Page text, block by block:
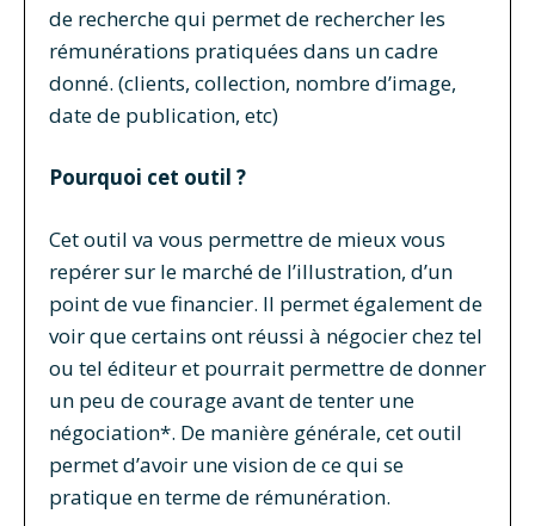
de recherche qui permet de rechercher les
rémunérations pratiquées dans un cadre
donné. (clients, collection, nombre d’image,
date de publication, etc)
Pourquoi cet outil ?
Cet outil va vous permettre de mieux vous
repérer sur le marché de l’illustration, d’un
point de vue financier. Il permet également de
voir que certains ont réussi à négocier chez tel
ou tel éditeur et pourrait permettre de donner
un peu de courage avant de tenter une
négociation*. De manière générale, cet outil
permet d’avoir une vision de ce qui se
pratique en terme de rémunération.